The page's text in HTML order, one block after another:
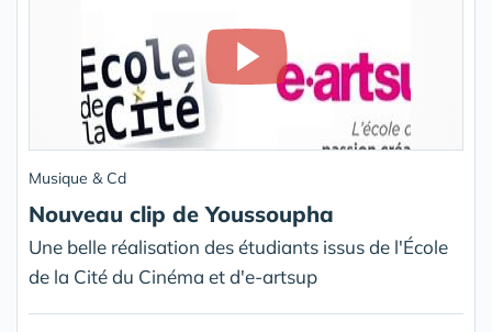
Musique & Cd
Nouveau clip de Youssoupha
Une belle réalisation des étudiants issus de l'École
de la Cité du Cinéma et d'e-artsup